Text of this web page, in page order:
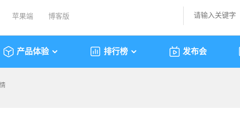
苹果端 博客版
产品体验 排行榜 发布会